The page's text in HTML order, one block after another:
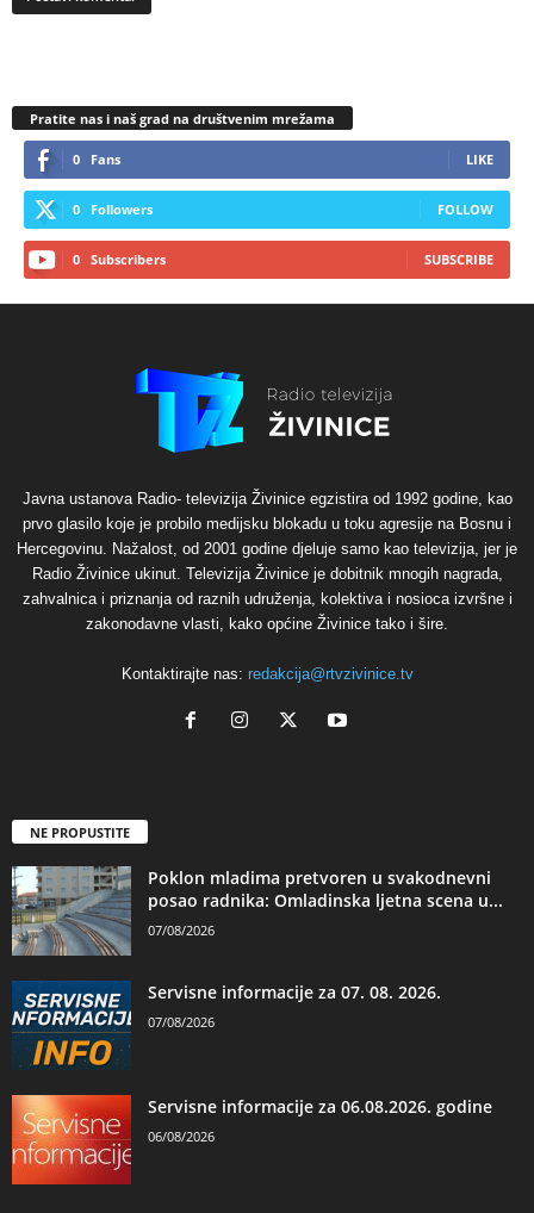
Pratite nas i naš grad na društvenim mrežama
0 Fans LIKE
0 Followers FOLLOW
0 Subscribers SUBSCRIBE
Javna ustanova Radio- televizija Živinice egzistira od 1992 godine, kao
prvo glasilo koje je probilo medijsku blokadu u toku agresije na Bosnu i
Hercegovinu. Nažalost, od 2001 godine djeluje samo kao televizija, jer je
Radio Živinice ukinut. Televizija Živinice je dobitnik mnogih nagrada,
zahvalnica i priznanja od raznih udruženja, kolektiva i nosioca izvršne i
zakonodavne vlasti, kako općine Živinice tako i šire.
Kontaktirajte nas: redakcija@rtvzivinice.tv
NE PROPUSTITE
Poklon mladima pretvoren u svakodnevni
posao radnika: Omladinska ljetna scena u...
07/08/2026
Servisne informacije za 07. 08. 2026.
07/08/2026
Servisne informacije za 06.08.2026. godine
06/08/2026